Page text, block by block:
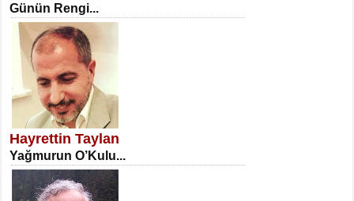
NECLA DİLEK ARSLAN
Öğretmenler Günü Mahkemesi...
Günün Rengi...
Hayrettin Taylan
Yağmurun O’Kulu...